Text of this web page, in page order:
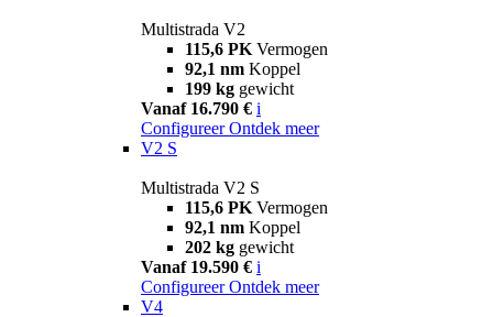
Multistrada V2
115,6 PK Vermogen
92,1 nm Koppel
199 kg gewicht
Vanaf 16.790 € i
Configureer Ontdek meer
V2 S
Multistrada V2 S
115,6 PK Vermogen
92,1 nm Koppel
202 kg gewicht
Vanaf 19.590 € i
Configureer Ontdek meer
V4